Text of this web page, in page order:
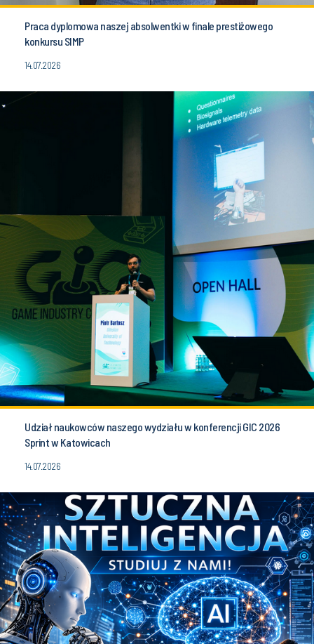
Praca dyplomowa naszej absolwentki w finale prestiżowego
konkursu SIMP
14.07.2026
Udział naukowców naszego wydziału w konferencji GIC 2026
Sprint w Katowicach
14.07.2026